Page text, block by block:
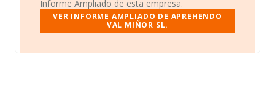
Informe Ampliado de esta empresa.
VER INFORME AMPLIADO DE APREHENDO
VAL MIÑOR SL.